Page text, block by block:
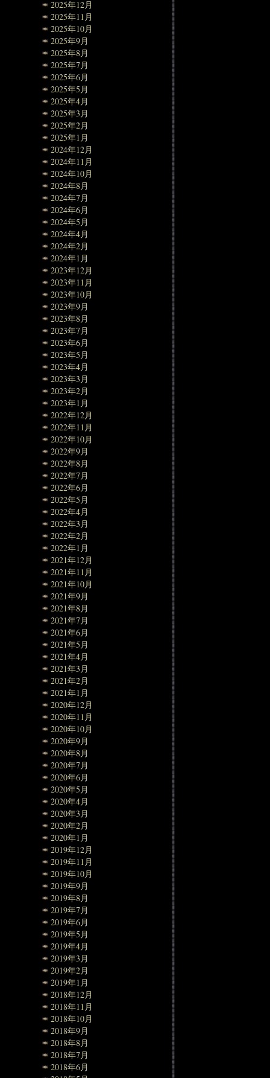
2025年12月
2025年11月
2025年10月
2025年9月
2025年8月
2025年7月
2025年6月
2025年5月
2025年4月
2025年3月
2025年2月
2025年1月
2024年12月
2024年11月
2024年10月
2024年8月
2024年7月
2024年6月
2024年5月
2024年4月
2024年2月
2024年1月
2023年12月
2023年11月
2023年10月
2023年9月
2023年8月
2023年7月
2023年6月
2023年5月
2023年4月
2023年3月
2023年2月
2023年1月
2022年12月
2022年11月
2022年10月
2022年9月
2022年8月
2022年7月
2022年6月
2022年5月
2022年4月
2022年3月
2022年2月
2022年1月
2021年12月
2021年11月
2021年10月
2021年9月
2021年8月
2021年7月
2021年6月
2021年5月
2021年4月
2021年3月
2021年2月
2021年1月
2020年12月
2020年11月
2020年10月
2020年9月
2020年8月
2020年7月
2020年6月
2020年5月
2020年4月
2020年3月
2020年2月
2020年1月
2019年12月
2019年11月
2019年10月
2019年9月
2019年8月
2019年7月
2019年6月
2019年5月
2019年4月
2019年3月
2019年2月
2019年1月
2018年12月
2018年11月
2018年10月
2018年9月
2018年8月
2018年7月
2018年6月